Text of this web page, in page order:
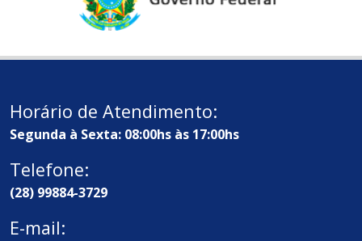
Horário de Atendimento:
Segunda à Sexta: 08:00hs às 17:00hs
Telefone:
(28) 99884-3729
E-mail: